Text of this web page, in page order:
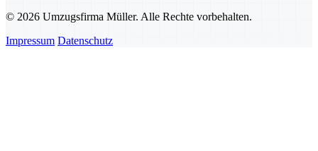
© 2026 Umzugsfirma Müller. Alle Rechte vorbehalten.
Impressum Datenschutz